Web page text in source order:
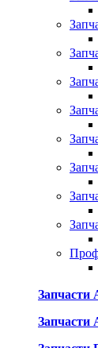
Запчасти
Запчасти